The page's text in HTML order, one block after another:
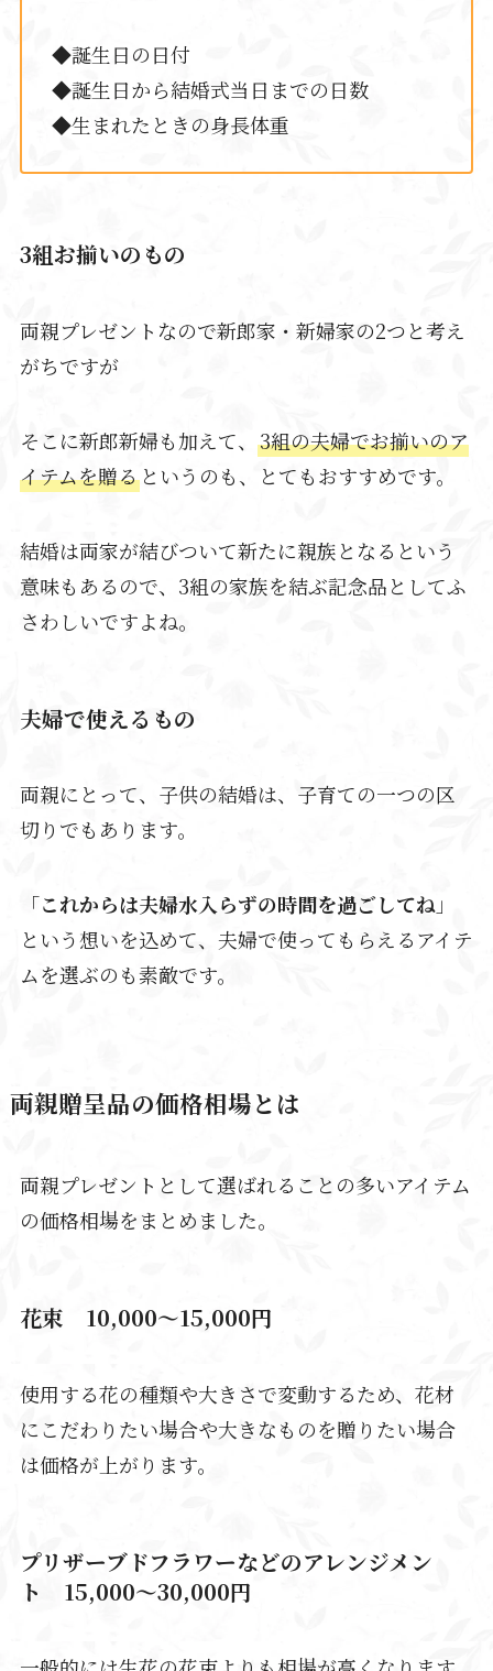
◆誕生日の日付
◆誕生日から結婚式当日までの日数
◆生まれたときの身長体重
3組お揃いのもの
両親プレゼントなので新郎家・新婦家の2つと考え
がちですが
そこに新郎新婦も加えて、 3組の夫婦でお揃いのア
イテムを贈るというのも、とてもおすすめです。
結婚は両家が結びついて新たに親族となるという
意味もあるので、3組の家族を結ぶ記念品としてふ
さわしいですよね。
夫婦で使えるもの
両親にとって、子供の結婚は、子育ての一つの区
切りでもあります。
「これからは夫婦水入らずの時間を過ごしてね」
という想いを込めて、夫婦で使ってもらえるアイテ
ムを選ぶのも素敵です。
両親贈呈品の価格相場とは
両親プレゼントとして選ばれることの多いアイテム
の価格相場をまとめました。
花束 10,000～15,000円
使用する花の種類や大きさで変動するため、花材
にこだわりたい場合や大きなものを贈りたい場合
は価格が上がります。
プリザーブドフラワーなどのアレンジメン
ト 15,000～30,000円